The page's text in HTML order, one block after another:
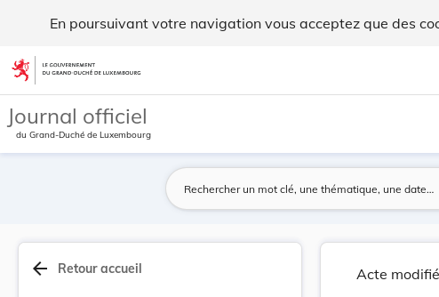
En poursuivant votre navigation vous acceptez que des
Aller au contenu
Journal officiel
du Grand-Duché de Luxembourg
arrow_back Retour accueil Acte modifié